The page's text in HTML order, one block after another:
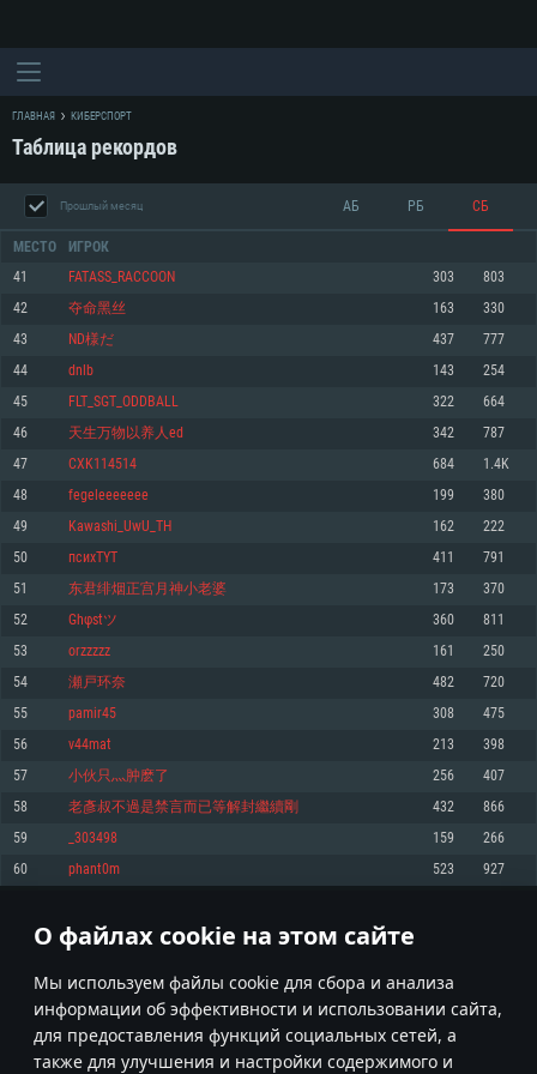
О файлах cookie на этом сайте
Мы используем файлы cookie для сбора и анализа
информации об эффективности и использовании сайта,
для предоставления функций социальных сетей, а
также для улучшения и настройки содержимого и
Для PC
Для Mac
Минимальные
ОС: Windows 10 (64 bit)
NVIDIA GeForce GTX 660. Минимальное поддерживаемое разрешение –
Сеть: Широкополосное подключение к Интернету
Место на жестком диске: 23.1 Гб
Рекомендуемые
ОС: Windows 10/11 (64bit)
Процессор: Intel Core i5 или Ryzen 5 3600 и выше
Оперативная память: 16 ГБ
Видеокарта с поддержкой DirectX 11 и выше: Nvidia GeForce 1060 и
выше, Radeon RX 570 и выше
Место на жестком диске: 75.9 Гб
Минимальные
Операционная система: Mac OS Big Sur 11.0
AMD/Nvidia для Mac (минимальное поддерживаемое разрешение –
Место на жестком диске: 23.1 Гб
Рекомендуемые
Процессор: Intel Core i7 (Intel Xeon не поддерживается)
Место на жестком диске: 75.9 Гб
Минимальные
Операционная система: Современные дистрибутивы Linux 64bit
драйверами (не старее 6 месяцев) / соответствующая серия AMD
месяцев, минимальное поддерживаемое разрешение - 720p) с
поддержкой Vulkan
Место на жестком диске: 23.1 Гб
Рекомендуемые
Видеокарта: NVIDIA GeForce 1060 со свежими проприетарными
проприетарными драйверами (не старее 6 месяцев) с поддержкой
Vulkan
Место на жестком диске: 75.9 Гб
ГЛАВНАЯ КИБЕРСПОРТ
Таблица рекордов
Прошлый месяц АБ РБ СБ
МЕСТО ИГРОК
41 FATASS_RACCOON 303 803
42 夺命黑丝 163 330
43 ND様だ 437 777
44 dnlb 143 254
45 FLT_SGT_ODDBALL 322 664
46 天生万物以养人ed 342 787
47 CXK114514 684 1.4K
48 fegeleeeeeee 199 380
49 Kawashi_UwU_TH 162 222
50 психTYT 411 791
51 东君绯烟正宫月神小老婆 173 370
52 Ghφstツ 360 811
53 orzzzzz 161 250
54 瀬戸环奈 482 720
55 pamir45 308 475
56 v44mat 213 398
57 小伙只灬肿麽了 256 407
58 老彥叔不過是禁言而已等解封繼續剛 432 866
59 _303498 159 266
60 phant0m 523 927
* Таблица рекордов обновляется раз в день
2 3 4 103